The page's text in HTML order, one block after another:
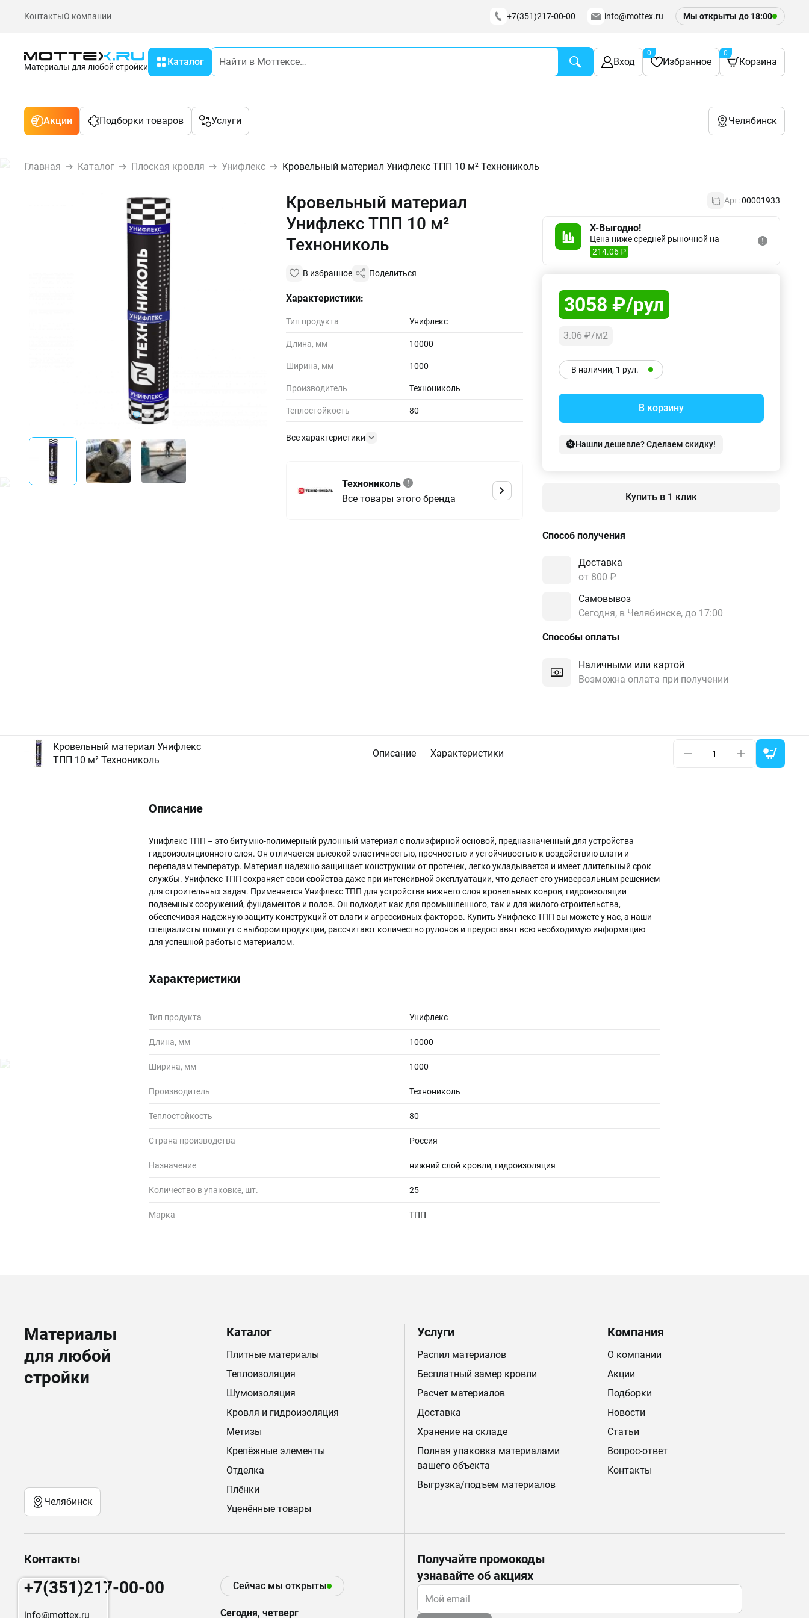
КонтактыО компании +7(351)217-00-00 info@mottex.ru Мы открыты до 18:00
Материалы для любой стройки Каталог Вход Избранное
0
Корзина
0
Акции Подборки товаров Услуги Челябинск
Главная Каталог Плоская кровля Унифлекс Кровельный материал Унифлекс ТПП 10 м² Технониколь
Кровельный материал
Унифлекс ТПП 10 м²
Технониколь
В избранное Поделиться
Характеристики:
Тип продукта Унифлекс
Длина, мм 10000
Ширина, мм 1000
Производитель Технониколь
Теплостойкость 80
Все характеристики
Технониколь
Все товары этого бренда
Арт:00001933
X-Выгодно!
Цена ниже средней рыночной на
214.06 ₽
3058 ₽/рул
3.06 ₽/м2
В наличии, 1 рул.
В корзину
Нашли дешевле? Сделаем скидку!
Купить в 1 клик
Способ получения
Доставка
от 800 ₽
Самовывоз
Сегодня, в Челябинске, до 17:00
Способы оплаты
Наличными или картой
Возможна оплата при получении
Кровельный материал Унифлекс
ТПП 10 м² Технониколь
Описание Характеристики
Описание
Унифлекс ТПП – это битумно-полимерный рулонный материал с полиэфирной основой, предназначенный для устройства
гидроизоляционного слоя. Он отличается высокой эластичностью, прочностью и устойчивостью к воздействию влаги и
перепадам температур. Материал надежно защищает конструкции от протечек, легко укладывается и имеет длительный срок
службы. Унифлекс ТПП сохраняет свои свойства даже при интенсивной эксплуатации, что делает его универсальным решением
для строительных задач. Применяется Унифлекс ТПП для устройства нижнего слоя кровельных ковров, гидроизоляции
подземных сооружений, фундаментов и полов. Он подходит как для промышленного, так и для жилого строительства,
обеспечивая надежную защиту конструкций от влаги и агрессивных факторов. Купить Унифлекс ТПП вы можете у нас, а наши
специалисты помогут с выбором продукции, рассчитают количество рулонов и предоставят всю необходимую информацию
для успешной работы с материалом.
Характеристики
Тип продукта Унифлекс
Длина, мм 10000
Ширина, мм 1000
Производитель Технониколь
Теплостойкость 80
Страна производства Россия
Назначение нижний слой кровли, гидроизоляция
Количество в упаковке, шт. 25
Марка ТПП
Материалы
для любой
стройки
Челябинск
Каталог
Плитные материалы
Теплоизоляция
Шумоизоляция
Кровля и гидроизоляция
Метизы
Крепёжные элементы
Отделка
Плёнки
Уценённые товары
Услуги
Распил материалов
Бесплатный замер кровли
Расчет материалов
Доставка
Хранение на складе
Полная упаковка материалами
вашего объекта
Выгрузка/подъем материалов
Компания
О компании
Акции
Подборки
Новости
Статьи
Вопрос-ответ
Контакты
Контакты
+7(351)217-00-00
info@mottex.ru
Сейчас мы открыты
Сегодня, четверг
Получайте промокоды
узнавайте об акциях